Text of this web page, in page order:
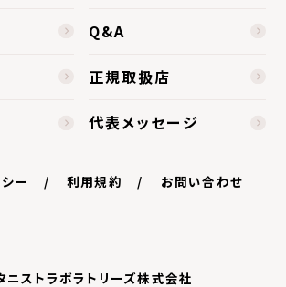
Q&A
正規取扱店
代表メッセージ
ー 利用規約 お問い合わせ
ニストラボラトリーズ株式会社